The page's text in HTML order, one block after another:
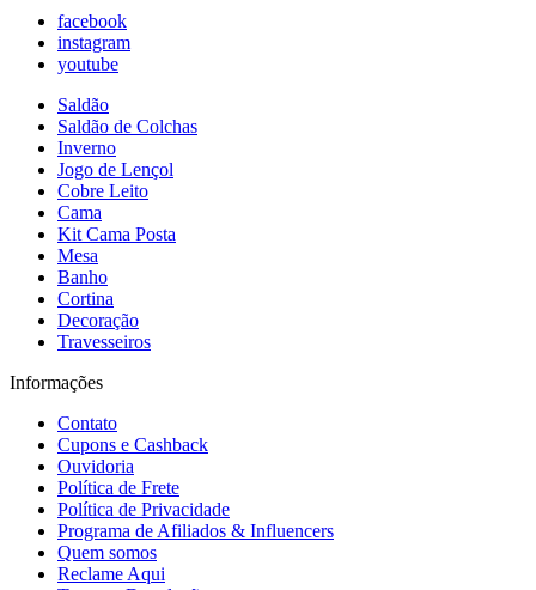
facebook
instagram
youtube
Saldão
Saldão de Colchas
Inverno
Jogo de Lençol
Cobre Leito
Cama
Kit Cama Posta
Mesa
Banho
Cortina
Decoração
Travesseiros
Informações
Contato
Cupons e Cashback
Ouvidoria
Política de Frete
Política de Privacidade
Programa de Afiliados & Influencers
Quem somos
Reclame Aqui